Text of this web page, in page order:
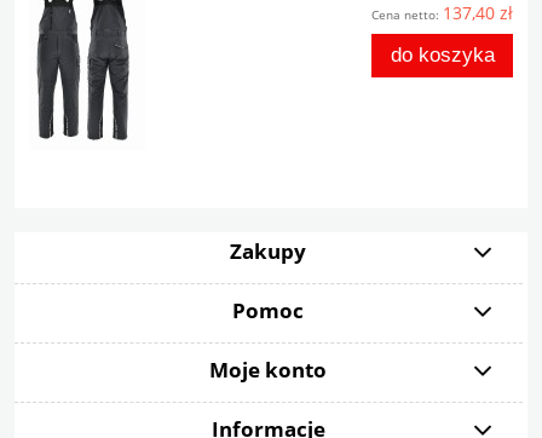
Cena netto: 137,40 zł
do koszyka
Zakupy
Pomoc
Moje konto
Informacje